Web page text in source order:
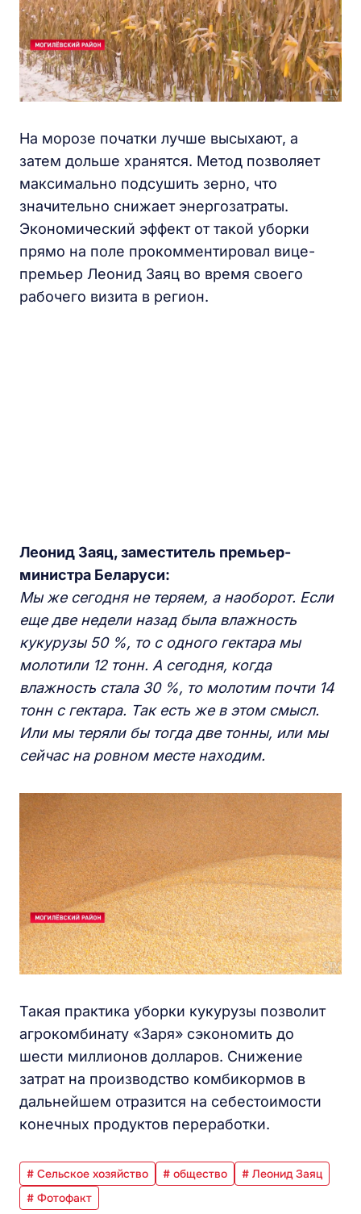
На морозе початки лучше высыхают, а
затем дольше хранятся. Метод позволяет
максимально подсушить зерно, что
значительно снижает энергозатраты.
Экономический эффект от такой уборки
прямо на поле прокомментировал вице-
премьер Леонид Заяц во время своего
рабочего визита в регион.
Леонид Заяц, заместитель премьер-
министра Беларуси:
Мы же сегодня не теряем, а наоборот. Если
еще две недели назад была влажность
кукурузы 50 %, то с одного гектара мы
молотили 12 тонн. А сегодня, когда
влажность стала 30 %, то молотим почти 14
тонн с гектара. Так есть же в этом смысл.
Или мы теряли бы тогда две тонны, или мы
сейчас на ровном месте находим.
Такая практика уборки кукурузы позволит
агрокомбинату «Заря» сэкономить до
шести миллионов долларов. Снижение
затрат на производство комбикормов в
дальнейшем отразится на себестоимости
конечных продуктов переработки.
# Сельское хозяйство # общество
# Леонид Заяц
# Фотофакт